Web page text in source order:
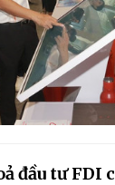
đầu tư FDI